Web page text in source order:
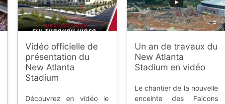
Vidéo officielle de
présentation du
New Atlanta
Stadium
Découvrez en vidéo le
Un an de travaux du
New Atlanta
Stadium en vidéo
Le chantier de la nouvelle
enceinte des Falcons